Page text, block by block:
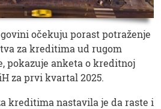
očekuju porast potraženje
za kreditima ud rugom
pokazuje anketa o kreditnoj
za prvi kvartal 2025.
kreditima nastavila je da raste i